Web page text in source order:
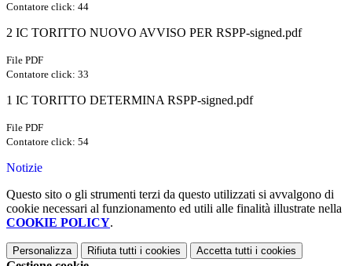
Contatore click: 44
2 IC TORITTO NUOVO AVVISO PER RSPP-signed.pdf
File PDF
Contatore click: 33
1 IC TORITTO DETERMINA RSPP-signed.pdf
File PDF
Contatore click: 54
Notizie
Questo sito o gli strumenti terzi da questo utilizzati si avvalgono di
cookie necessari al funzionamento ed utili alle finalità illustrate nella
COOKIE POLICY.
Personalizza Rifiuta tutti i cookies Accetta tutti i cookies